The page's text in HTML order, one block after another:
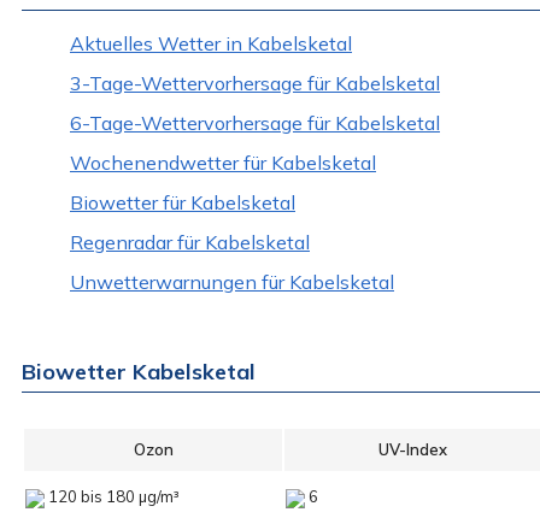
Aktuelles Wetter in Kabelsketal
3-Tage-Wettervorhersage für Kabelsketal
6-Tage-Wettervorhersage für Kabelsketal
Wochenendwetter für Kabelsketal
Biowetter für Kabelsketal
Regenradar für Kabelsketal
Unwetterwarnungen für Kabelsketal
Biowetter Kabelsketal
Ozon UV-Index
120 bis 180 µg/m³ 6